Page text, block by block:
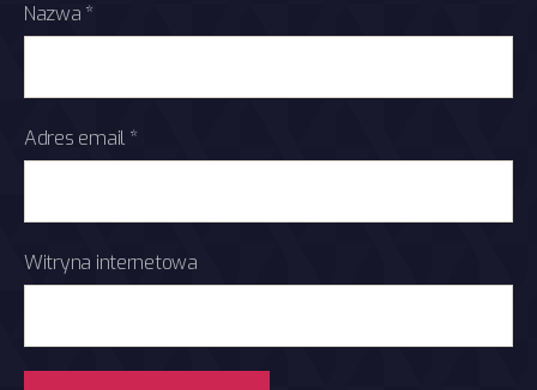
Nazwa *
Adres email *
Witryna internetowa